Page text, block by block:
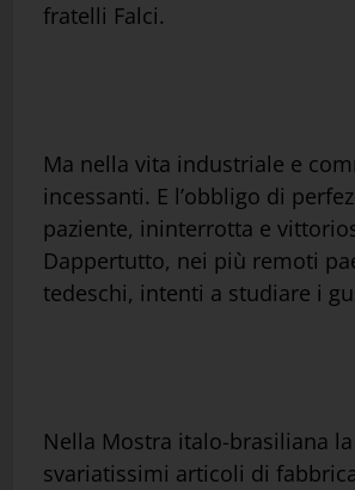
fratelli Falci.
Ma nella vita industriale e
incessanti. E l’obbligo di
paziente, ininterrotta e
Dappertutto, nei più remoti
tedeschi, intenti a studiare i
Nella Mostra italo-brasiliana
svariatissimi articoli di